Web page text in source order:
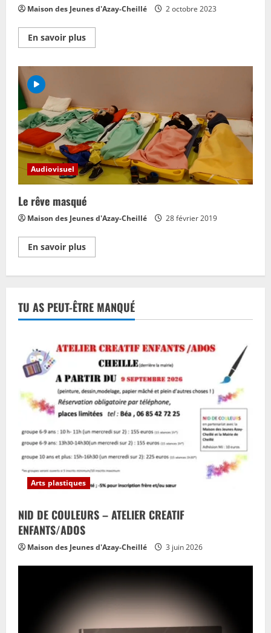
Maison des Jeunes d'Azay-Cheillé 2 octobre 2023
En savoir plusEn
savoir
Audiovisuel
Le rêve masqué
Maison des Jeunes d'Azay-Cheillé 28 février 2019
En savoir plusEn
savoir
TU AS PEUT-ÊTRE MANQUÉ
Arts plastiques
NID DE COULEURS – ATELIER CREATIF
ENFANTS/ADOS
Maison des Jeunes d'Azay-Cheillé 3 juin 2026